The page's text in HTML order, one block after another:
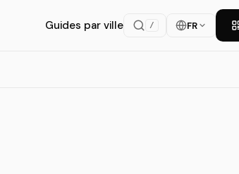
Guides par ville / FR